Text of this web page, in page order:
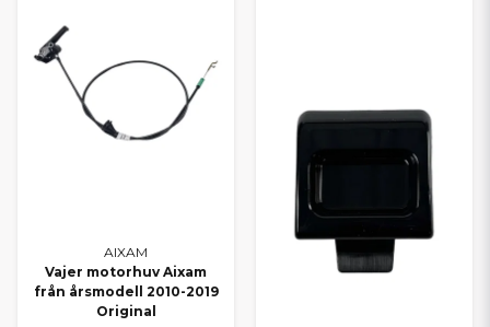
AIXAM
Vajer motorhuv Aixam
från årsmodell 2010-2019
Original